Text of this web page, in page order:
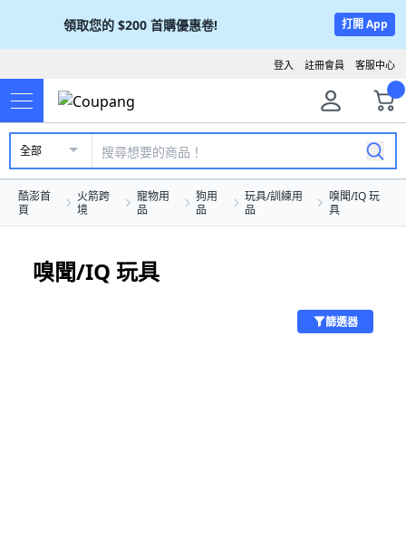
領取您的 $200 首購優惠卷! 打開 App
客服中心
註冊會員
登入
全部
酷澎首
頁
火箭跨
境
寵物用
品
狗用
品
玩具/訓練用
品
嗅聞/IQ 玩
具
嗅聞/IQ 玩具
篩選器